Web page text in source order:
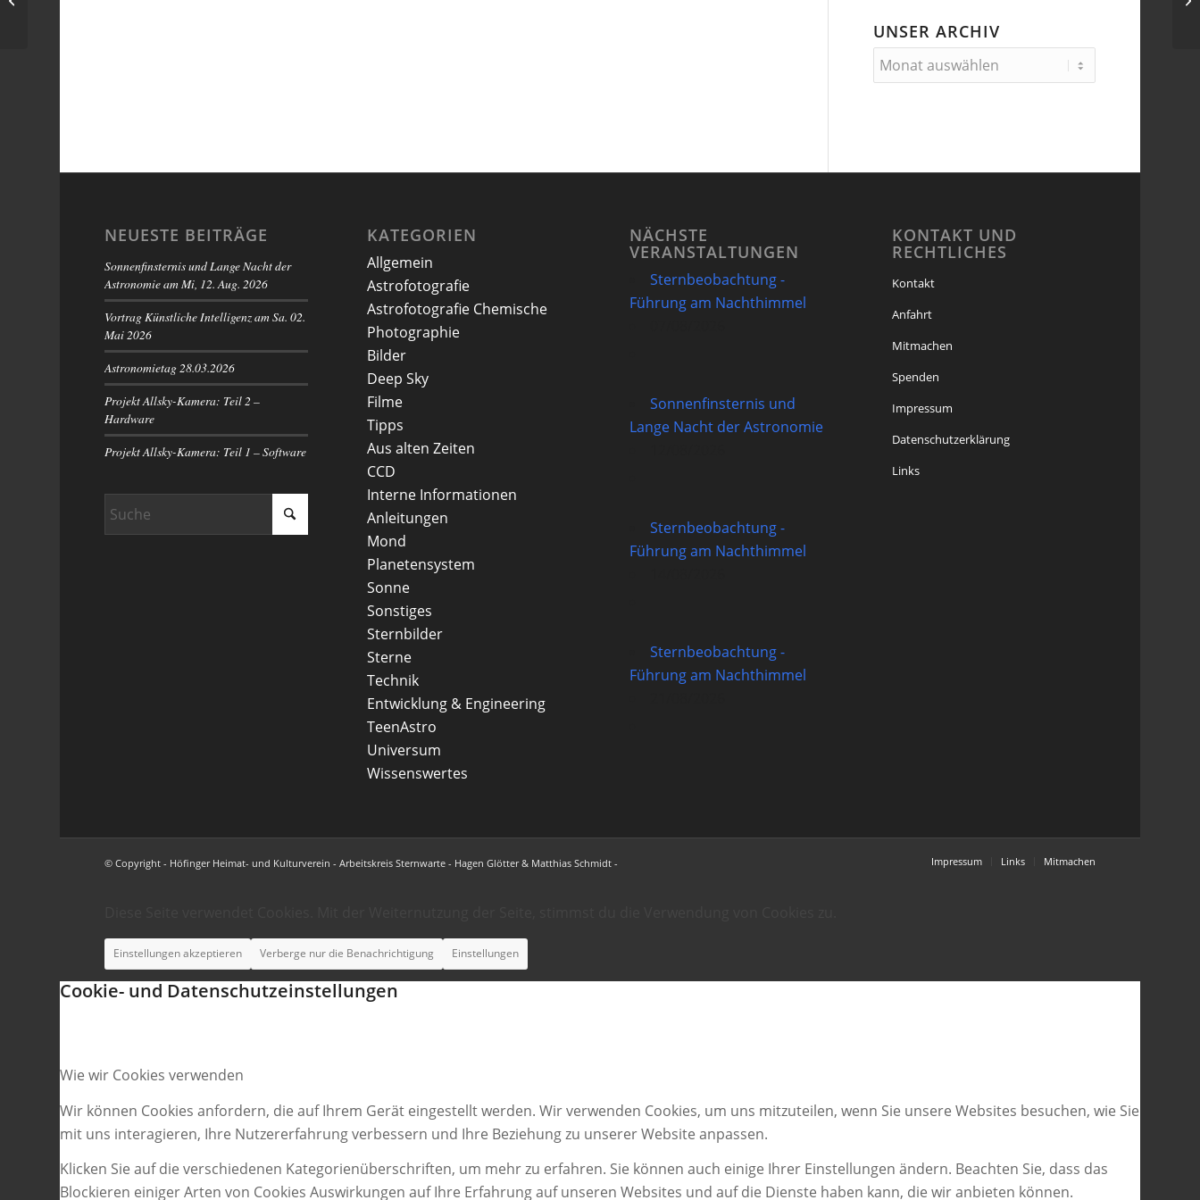
UNSER ARCHIV
NEUESTE BEITRÄGE
Sonnenfinsternis und Lange Nacht der
Astronomie am Mi, 12. Aug. 2026
Vortrag Künstliche Intelligenz am Sa. 02.
Mai 2026
Astronomietag 28.03.2026
Projekt Allsky-Kamera: Teil 2 –
Hardware
Projekt Allsky-Kamera: Teil 1 – Software
KATEGORIEN
Allgemein
Astrofotografie
Astrofotografie Chemische
Photographie
Bilder
Deep Sky
Filme
Tipps
Aus alten Zeiten
CCD
Interne Informationen
Anleitungen
Mond
Planetensystem
Sonne
Sonstiges
Sternbilder
Sterne
Technik
Entwicklung & Engineering
TeenAstro
Universum
Wissenswertes
NÄCHSTE
VERANSTALTUNGEN
Sternbeobachtung -
Führung am Nachthimmel
Sonnenfinsternis und
Lange Nacht der Astronomie
Sternbeobachtung -
Führung am Nachthimmel
Sternbeobachtung -
Führung am Nachthimmel
KONTAKT UND
RECHTLICHES
Kontakt
Anfahrt
Mitmachen
Spenden
Impressum
Datenschutzerklärung
Links
© Copyright - Höfinger Heimat- und Kulturverein - Arbeitskreis Sternwarte - Hagen Glötter & Matthias Schmidt - Impressum Links Mitmachen
Einstellungen akzeptieren Verberge nur die Benachrichtigung Einstellungen
Cookie- und Datenschutzeinstellungen
Wie wir Cookies verwenden
Wir können Cookies anfordern, die auf Ihrem Gerät eingestellt werden. Wir verwenden Cookies, um uns mitzuteilen, wenn Sie unsere Websites besuchen, wie Sie
mit uns interagieren, Ihre Nutzererfahrung verbessern und Ihre Beziehung zu unserer Website anpassen.
Klicken Sie auf die verschiedenen Kategorienüberschriften, um mehr zu erfahren. Sie können auch einige Ihrer Einstellungen ändern. Beachten Sie, dass das
Blockieren einiger Arten von Cookies Auswirkungen auf Ihre Erfahrung auf unseren Websites und auf die Dienste haben kann, die wir anbieten können.